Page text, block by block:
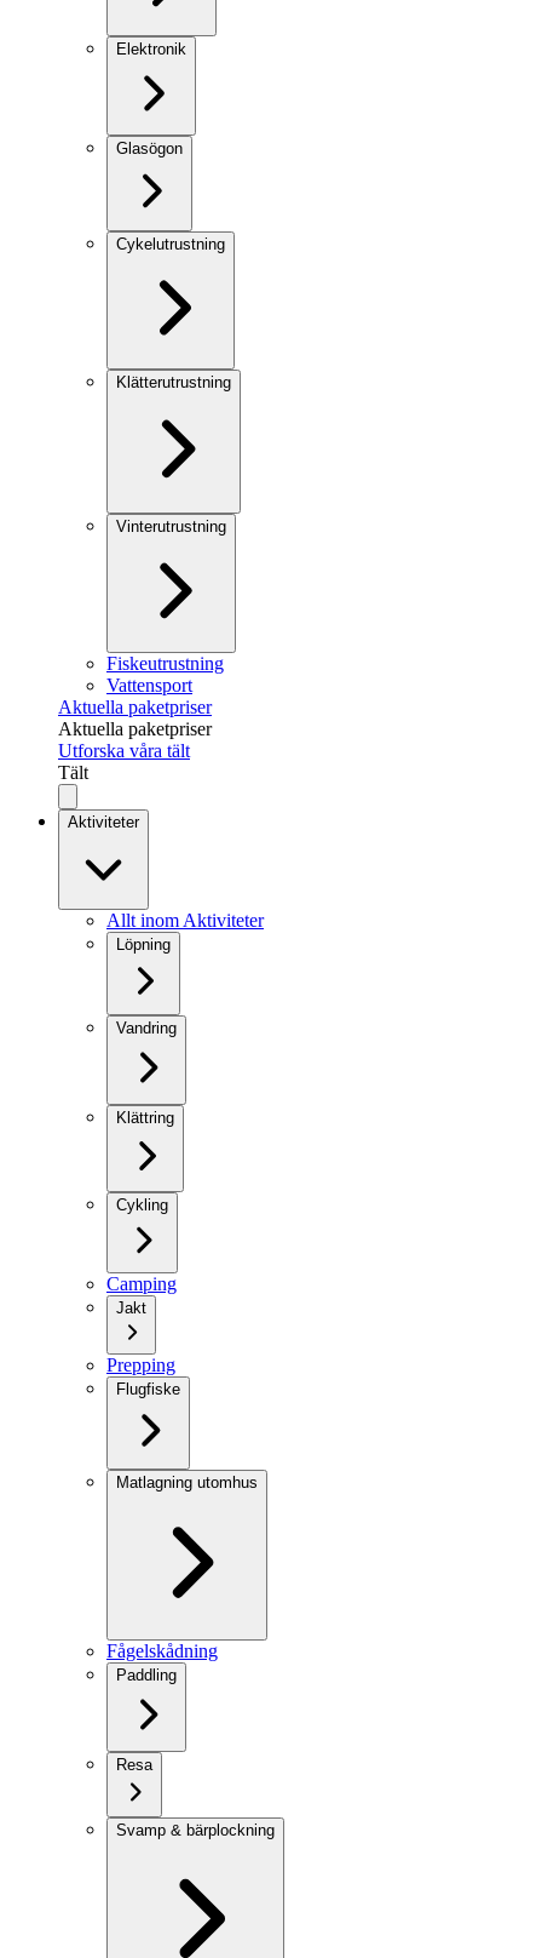
Elektronik
Glasögon
Cykelutrustning
Klätterutrustning
Vinterutrustning
Fiskeutrustning
Vattensport
Aktuella paketpriser
Aktuella paketpriser
Utforska våra tält
Tält
Aktiviteter
Allt inom Aktiviteter
Löpning
Vandring
Klättring
Cykling
Camping
Jakt
Prepping
Flugfiske
Matlagning utomhus
Fågelskådning
Paddling
Resa
Svamp & bärplockning